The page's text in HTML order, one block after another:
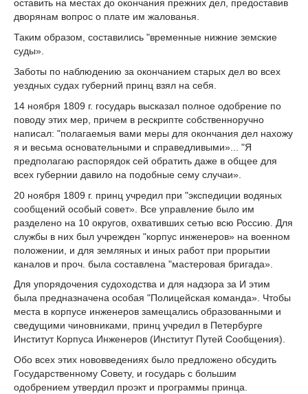
оставить на местах до окончания прежних дел, предоставив
дворянам вопрос о плате им жалованья.
Таким образом, составились "временные нижние земские
суды».
Заботы по наблюдению за окончанием старых дел во всех
уездных судах губерний принц взял на себя.
14 ноября 1809 г. государь высказал полное одобрение по
поводу этих мер, причем в рескрипте собственноручно
написал: "полагаемыя вами меры для окончания дел нахожу
я и весьма основательными и справедливыми»... "Я
предполагаю распорядок сей обратить даже в общее для
всех губернии давило на подобные сему случаи».
20 ноября 1809 г. принц учредил при "экспедиции водяных
сообщений особый совет». Все управление было им
разделено на 10 округов, охвативших сетью всю Россию. Для
службы в них был учрежден "корпус инженеров» на военном
положении, и для земляных и иных работ при прорытии
каналов и проч. была составлена "мастеровая бригада».
Для упорядочения судоходства и для надзора за И этим
была предназначена особая "Полицейская команда». Чтобы
места в корпусе инженеров замещались образованными и
сведущими чиновниками, принц учредил в Петербурге
Институт Корпуса Инженеров (Институт Путей Сообщения).
Обо всех этих нововведениях было предложено обсудить
Государственному Совету, и государь с большим
одобрением утвердил проэкт и программы принца.